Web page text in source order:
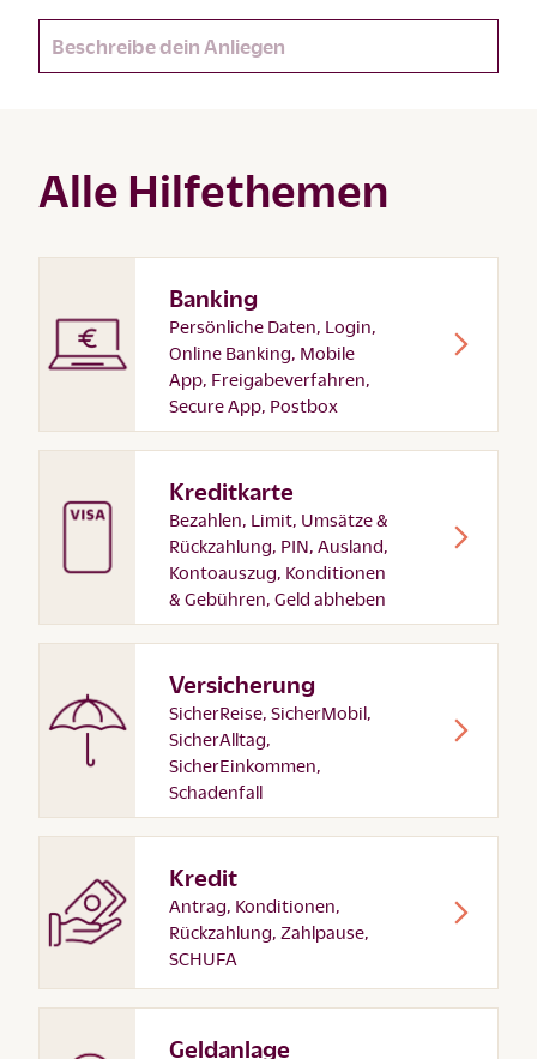
Alle Hilfethemen
Banking
Persönliche Daten, Login,
Online Banking, Mobile
App, Freigabeverfahren,
Secure App, Postbox
Kreditkarte
Bezahlen, Limit, Umsätze &
Rückzahlung, PIN, Ausland,
Kontoauszug, Konditionen
& Gebühren, Geld abheben
Versicherung
SicherReise, SicherMobil,
SicherAlltag,
SicherEinkommen,
Schadenfall
Kredit
Antrag, Konditionen,
Rückzahlung, Zahlpause,
SCHUFA
Geldanlage